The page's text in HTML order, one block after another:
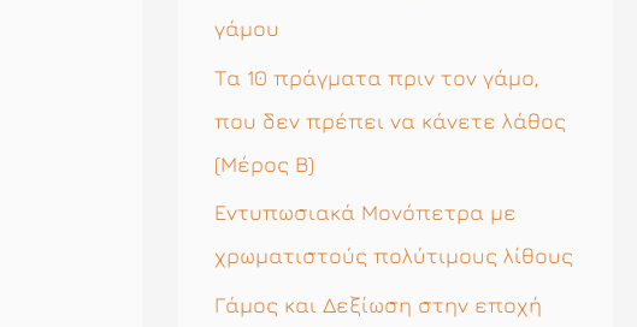
γάμου
Τα 10 πράγματα πριν τον γάμο,
που δεν πρέπει να κάνετε λάθος
(Μέρος Β)
Εντυπωσιακά Μονόπετρα με
χρωματιστούς πολύτιμους λίθους
Γάμος και Δεξίωση στην εποχή